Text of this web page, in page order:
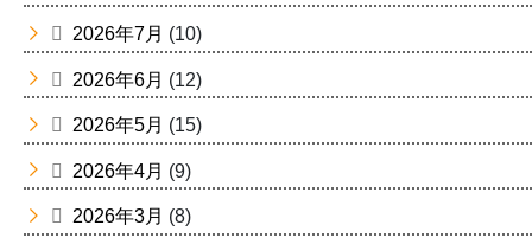
2026年7月 (10)
2026年6月 (12)
2026年5月 (15)
2026年4月 (9)
2026年3月 (8)